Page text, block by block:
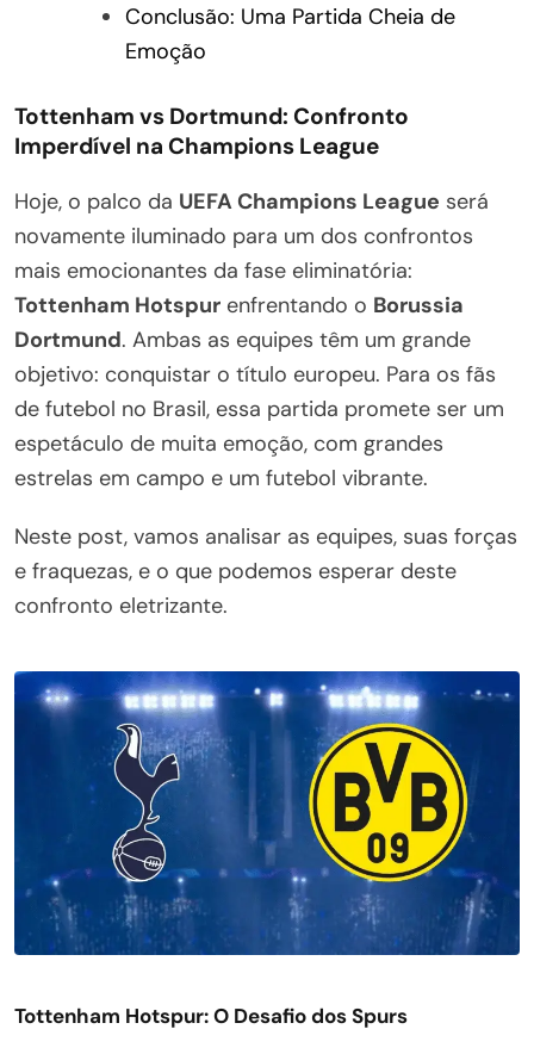
Conclusão: Uma Partida Cheia de
Emoção
Tottenham vs Dortmund: Confronto
Imperdível na Champions League
Hoje, o palco da UEFA Champions League será
novamente iluminado para um dos confrontos
mais emocionantes da fase eliminatória:
Tottenham Hotspur enfrentando o Borussia
Dortmund. Ambas as equipes têm um grande
objetivo: conquistar o título europeu. Para os fãs
de futebol no Brasil, essa partida promete ser um
espetáculo de muita emoção, com grandes
estrelas em campo e um futebol vibrante.
Neste post, vamos analisar as equipes, suas forças
e fraquezas, e o que podemos esperar deste
confronto eletrizante.
Tottenham Hotspur: O Desafio dos Spurs